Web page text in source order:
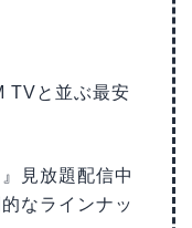
TVと並ぶ最安
見放題配信中
なラインナッ